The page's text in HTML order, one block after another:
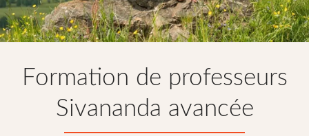
Formation de professeurs
Sivananda avancée